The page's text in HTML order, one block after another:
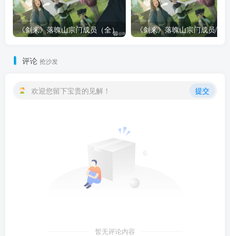
《剑来》落魄山宗门成员（全）
评论 抢沙发
欢迎您留下宝贵的见解！ 提交
暂无评论内容